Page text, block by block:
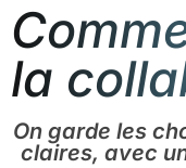
la
On garde les
claires, avec